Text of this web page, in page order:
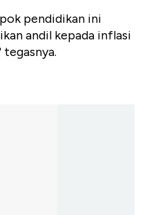
pendidikan ini
andil kepada inflasi
tegasnya.